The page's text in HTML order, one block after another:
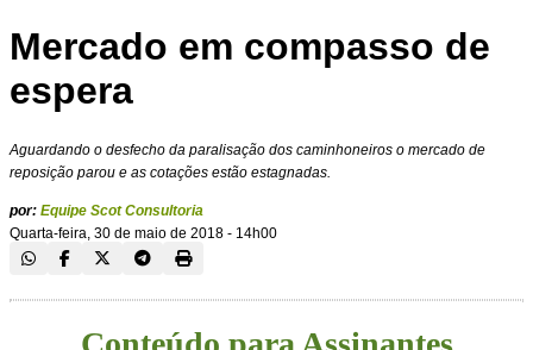
Mercado em compasso de
espera
Aguardando o desfecho da paralisação dos caminhoneiros o mercado de
reposição parou e as cotações estão estagnadas.
por: Equipe Scot Consultoria
Quarta-feira, 30 de maio de 2018 - 14h00